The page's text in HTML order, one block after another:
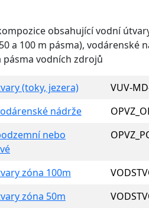
obsahující vodní
a 100 m pásma), vodárenské
pásma vodních zdrojů
(toky, jezera)
VUV-
nádrže
nebo
zóna 100m
zóna 50m